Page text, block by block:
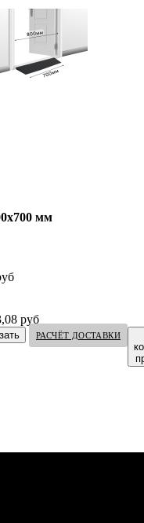
мм
руб
РАСЧЁТ ДОСТАВКИ